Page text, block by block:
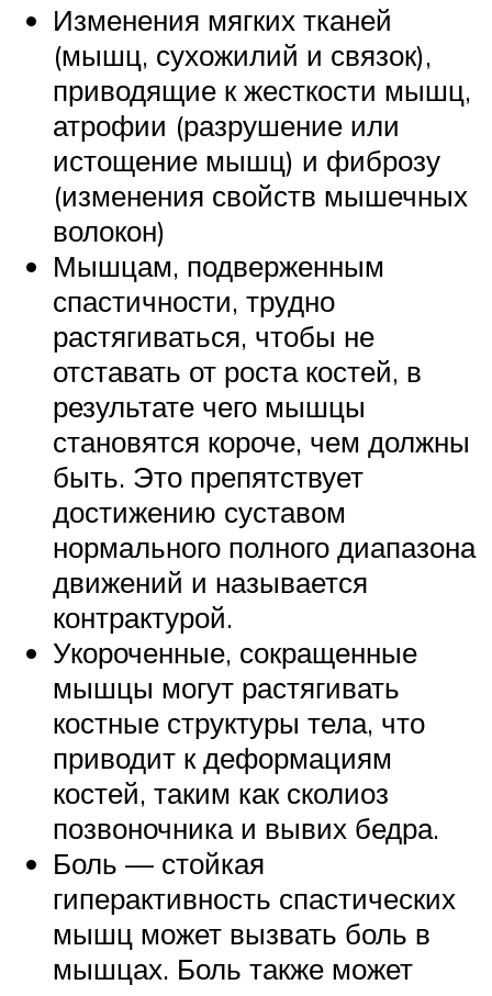
Изменения мягких тканей
(мышц, сухожилий и связок),
приводящие к жесткости мышц,
атрофии (разрушение или
истощение мышц) и фиброзу
(изменения свойств мышечных
волокон)
Мышцам, подверженным
спастичности, трудно
растягиваться, чтобы не
отставать от роста костей, в
результате чего мышцы
становятся короче, чем должны
быть. Это препятствует
достижению суставом
нормального полного диапазона
движений и называется
контрактурой.
Укороченные, сокращенные
мышцы могут растягивать
костные структуры тела, что
приводит к деформациям
костей, таким как сколиоз
позвоночника и вывих бедра.
Боль — стойкая
гиперактивность спастических
мышц может вызвать боль в
мышцах. Боль также может